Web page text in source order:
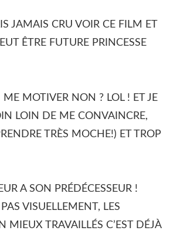
JAMAIS CRU VOIR CE FILM ET
ÊTRE FUTURE PRINCESSE
ME MOTIVER NON ? LOL ! ET JE
LOIN DE ME CONVAINCRE,
TRÈS MOCHE!) ET TROP
A SON PRÉDÉCESSEUR !
VISUELLEMENT, LES
MIEUX TRAVAILLÉS C’EST DÉJÀ